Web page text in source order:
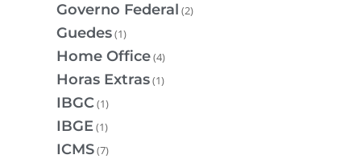
Governo Federal (2)
Guedes(1)
Home Office(4)
Horas Extras(1)
IBGC(1)
IBGE(1)
ICMS(7)